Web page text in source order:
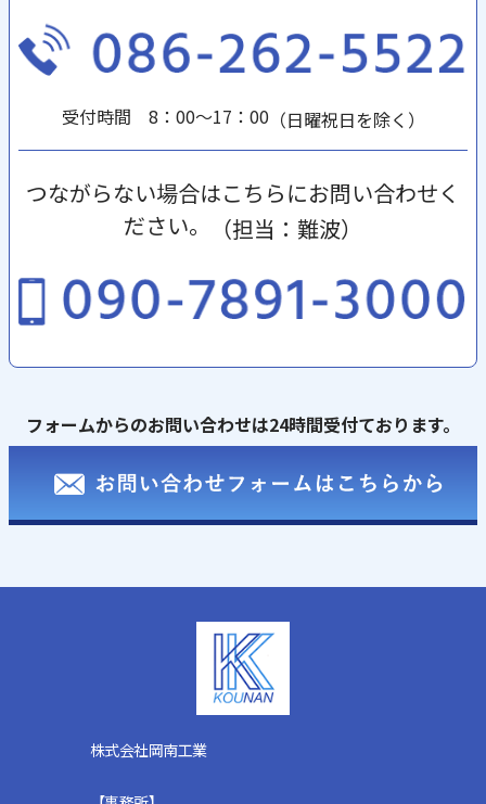
受付時間 8：00～17：00（日曜祝日を除く）
つながらない場合はこちらにお問い合わせく
ださい。
（担当：難波）
フォームからのお問い合わせは24時間受付ております。
株式会社岡南工業